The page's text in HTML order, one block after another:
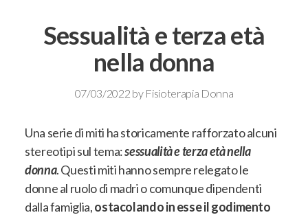
Sessualità e terza età
nella donna
07/03/2022 by Fisioterapia Donna
Una serie di miti ha storicamente rafforzato alcuni
stereotipi sul tema:sessualità e terza età nella
donna. Questi miti hanno sempre relegato le
donne al ruolo di madri o comunque dipendenti
dalla famiglia,ostacolando in esse il godimento